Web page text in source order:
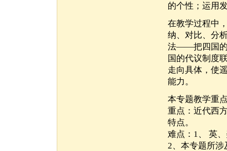
的个性；运用
在教学过程中
纳、对比、分
法——把四国的
国的代议制度
走向具体，使
能力。
本专题教学重
重点：近代西
特点。
难点：1、 英
2、本专题所涉